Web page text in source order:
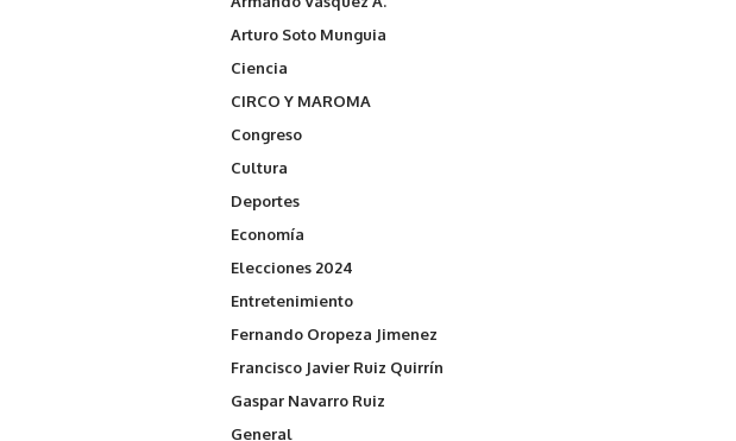
Arturo Soto Munguia
Ciencia
CIRCO Y MAROMA
Congreso
Cultura
Deportes
Economía
Elecciones 2024
Entretenimiento
Fernando Oropeza Jimenez
Francisco Javier Ruiz Quirrín
Gaspar Navarro Ruiz
General